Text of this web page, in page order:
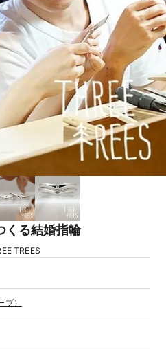
くる結婚指輪
TREES
）